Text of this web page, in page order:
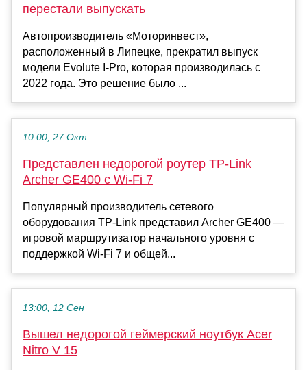
перестали выпускать
Автопроизводитель «Моторинвест»,
расположенный в Липецке, прекратил выпуск
модели Evolute I-Pro, которая производилась с
2022 года. Это решение было ...
10:00, 27 Окт
Представлен недорогой роутер TP-Link
Archer GE400 с Wi-Fi 7
Популярный производитель сетевого
оборудования TP-Link представил Archer GE400 —
игровой маршрутизатор начального уровня с
поддержкой Wi-Fi 7 и общей...
13:00, 12 Сен
Вышел недорогой геймерский ноутбук Acer
Nitro V 15